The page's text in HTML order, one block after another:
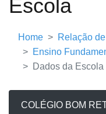
Escola
Home
Relação
Ensino
Dados da Escola
COLÉGIO BOM